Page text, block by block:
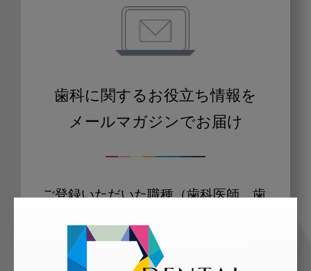
歯科に関するお役立ち情報を
メールマガジンでお届け
ご登録いただいた職種（歯科医師、歯
容のメールマガジンをお届けします。